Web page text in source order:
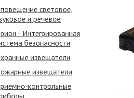
световое,
и речевое
- Интегрированная
безопасности
извещатели
извещатели
контрольные